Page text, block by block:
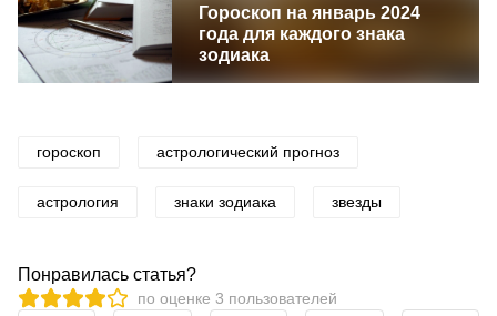
Гороскоп на январь 2024
года для каждого знака
зодиака
гороскоп астрологический прогноз
астрология знаки зодиака звезды
Понравилась статья?
по оценке 3 пользователей